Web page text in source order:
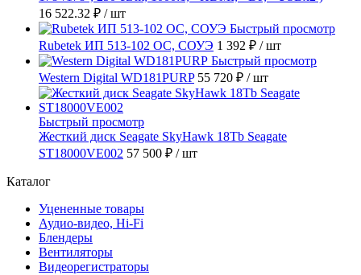
16 522.32 ₽ / шт
Быстрый просмотр
Rubetek ИП 513-102 ОС, СОУЭ 1 392 ₽ / шт
Быстрый просмотр
Western Digital WD181PURP 55 720 ₽ / шт
Быстрый просмотр
Жесткий диск Seagate SkyHawk 18Tb Seagate
ST18000VE002 57 500 ₽ / шт
Каталог
Уцененные товары
Аудио-видео, Hi-Fi
Блендеры
Вентиляторы
Видеорегистраторы